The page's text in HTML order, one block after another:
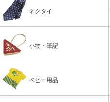
ネクタイ
小物・筆記
ベビー用品